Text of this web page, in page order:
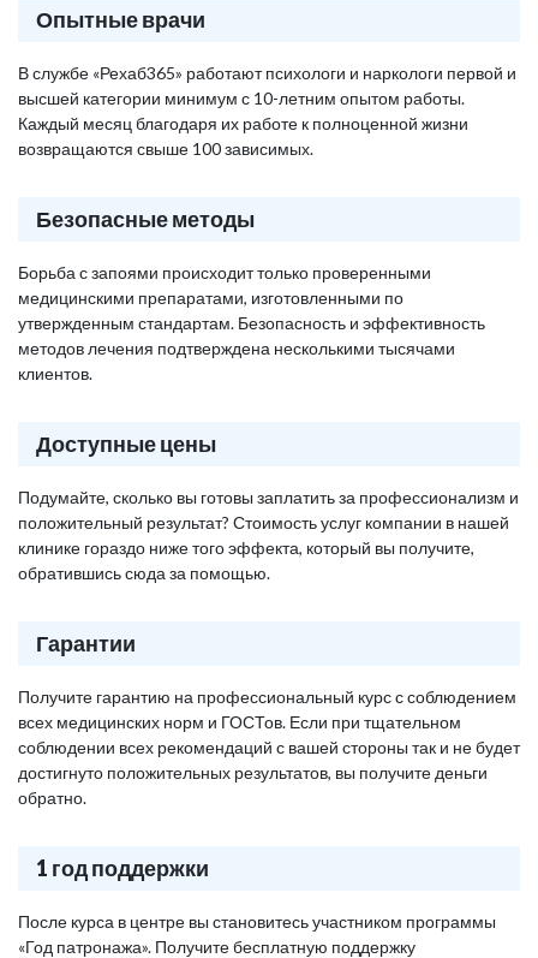
Опытные врачи
В службе «Рехаб365» работают психологи и наркологи первой и
высшей категории минимум с 10-летним опытом работы.
Каждый месяц благодаря их работе к полноценной жизни
возвращаются свыше 100 зависимых.
Безопасные методы
Борьба с запоями происходит только проверенными
медицинскими препаратами, изготовленными по
утвержденным стандартам. Безопасность и эффективность
методов лечения подтверждена несколькими тысячами
клиентов.
Доступные цены
Подумайте, сколько вы готовы заплатить за профессионализм и
положительный результат? Стоимость услуг компании в нашей
клинике гораздо ниже того эффекта, который вы получите,
обратившись сюда за помощью.
Гарантии
Получите гарантию на профессиональный курс с соблюдением
всех медицинских норм и ГОСТов. Если при тщательном
соблюдении всех рекомендаций с вашей стороны так и не будет
достигнуто положительных результатов, вы получите деньги
обратно.
1 год поддержки
После курса в центре вы становитесь участником программы
«Год патронажа». Получите бесплатную поддержку